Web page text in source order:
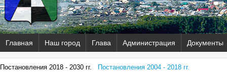
Главная Наш город Глава Администрация Документы
Постановления 2018 - 2030 гг. Постановления 2004 - 2018 гг.